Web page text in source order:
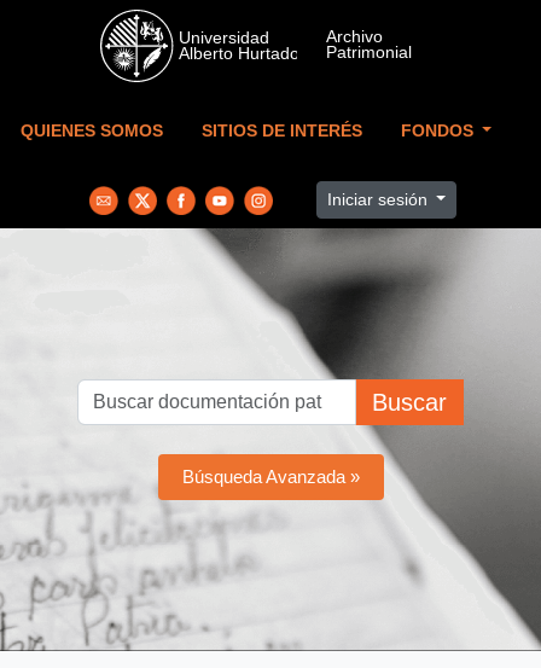
Skip to main content
QUIENES SOMOS SITIOS DE INTERÉS FONDOS
Iniciar sesión
Buscar
Búsqueda Avanzada »